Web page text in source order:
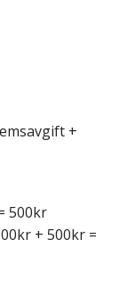
+
500kr
+ 500kr =